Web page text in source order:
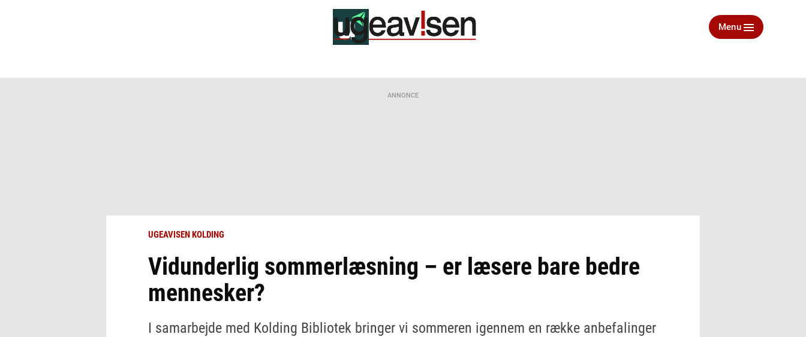
Menu
ANNONCE
UGEAVISEN KOLDING
Vidunderlig sommerlæsning – er læsere bare bedre
mennesker?
I samarbejde med Kolding Bibliotek bringer vi sommeren igennem en række anbefalinger